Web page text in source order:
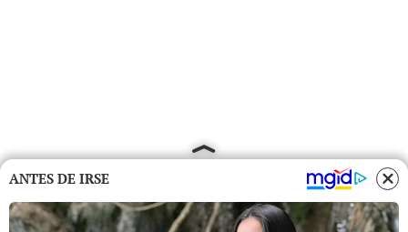
ANTES DE IRSE